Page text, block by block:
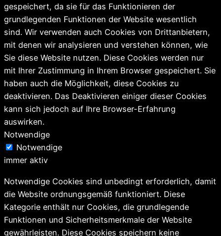
gespeichert, da sie für das Funktionieren der
grundlegenden Funktionen der Website wesentlich
sind. Wir verwenden auch Cookies von Drittanbietern,
mit denen wir analysieren und verstehen können, wie
Sie diese Website nutzen. Diese Cookies werden nur
mit Ihrer Zustimmung in Ihrem Browser gespeichert. Sie
haben auch die Möglichkeit, diese Cookies zu
deaktivieren. Das Deaktivieren einiger dieser Cookies
kann sich jedoch auf Ihre Browser-Erfahrung
auswirken.
Notwendige
Notwendige
immer aktiv
Notwendige Cookies sind unbedingt erforderlich, damit
die Website ordnungsgemäß funktioniert. Diese
Kategorie enthält nur Cookies, die grundlegende
Funktionen und Sicherheitsmerkmale der Website
gewährleisten. Diese Cookies speichern keine